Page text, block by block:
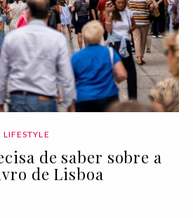
LIFESTYLE
de saber sobre a
de Lisboa